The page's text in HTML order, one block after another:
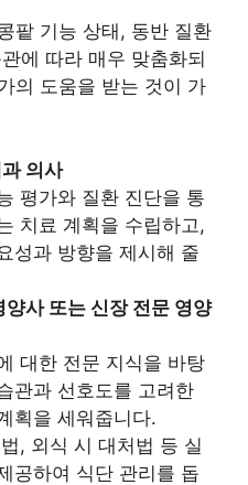
팥 기능 상태, 동반 질환
에 따라 매우 맞춤화되
의 도움을 받는 것이 가
의사
평가와 질환 진단을 통
치료 계획을 수립하고,
성과 방향을 제시해 줄
사 또는 신장 전문 영양
대한 전문 지식을 바탕
관과 선호도를 고려한
획을 세워줍니다.
, 외식 시 대처법 등 실
공하여 식단 관리를 돕